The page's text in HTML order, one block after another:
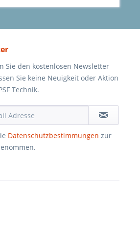
Sie den kostenlosen Newsletter
Sie keine Neuigkeit oder Aktion
Technik.
Datenschutzbestimmungen zur